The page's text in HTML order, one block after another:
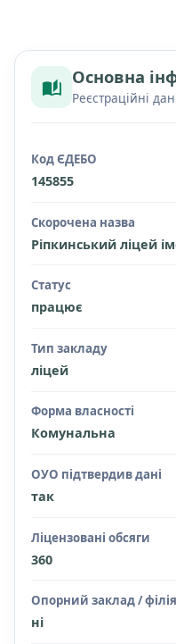
Основна
Реєстраційні
Код ЄДЕБО
145855
Скорочена назва
Ріпкинський ліцей
Статус
працює
Тип закладу
ліцей
Форма власності
Комунальна
ОУО підтвердив дані
так
Ліцензовані обсяги
360
Опорний заклад / філія
ні